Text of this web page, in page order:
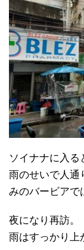
ソイナナに入る
雨のせいで人通
みのバービアで
夜になり再訪。
雨はすっかり上